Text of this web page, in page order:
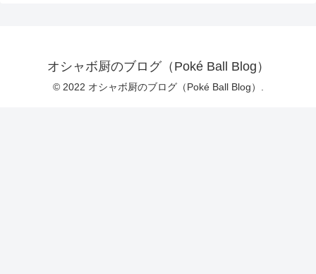
オシャボ厨のブログ（Poké Ball Blog）
© 2022 オシャボ厨のブログ（Poké Ball Blog）.